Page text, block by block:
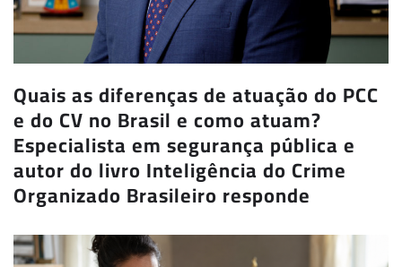
Quais as diferenças de atuação do PCC
e do CV no Brasil e como atuam?
Especialista em segurança pública e
autor do livro Inteligência do Crime
Organizado Brasileiro responde